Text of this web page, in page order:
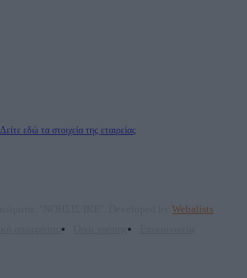
Δείτε εδώ τα στοιχεία της εταιρείας
Webalists